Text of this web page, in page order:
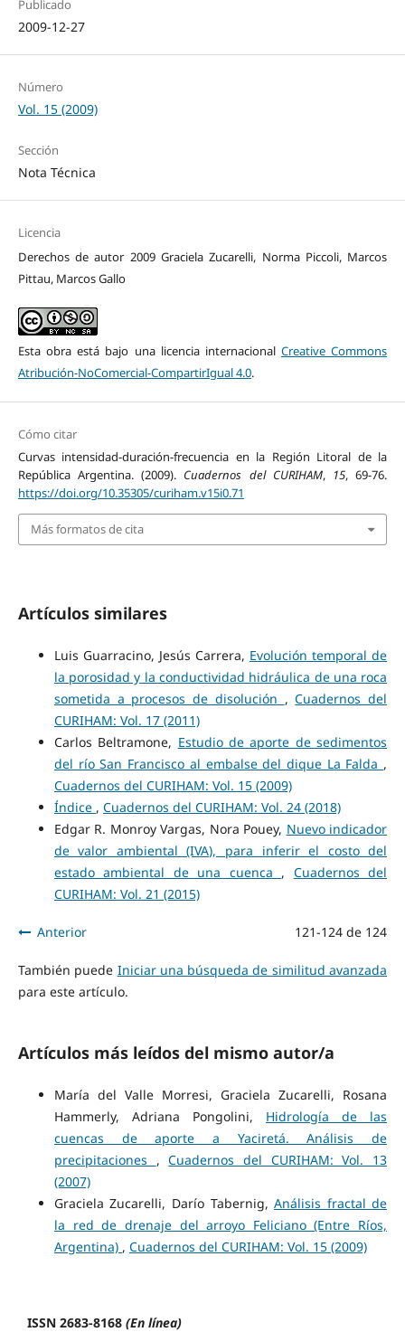
Publicado
2009-12-27
Número
Vol. 15 (2009)
Sección
Nota Técnica
Licencia
Derechos de autor 2009 Graciela Zucarelli, Norma Piccoli, Marcos
Pittau, Marcos Gallo
Esta obra está bajo una licencia internacional Creative Commons
Atribución-NoComercial-CompartirIgual 4.0.
Cómo citar
Curvas intensidad-duración-frecuencia en la Región Litoral de la
República Argentina. (2009). Cuadernos del CURIHAM, 15, 69-76.
https://doi.org/10.35305/curiham.v15i0.71
Más formatos de cita
Artículos similares
Luis Guarracino, Jesús Carrera, Evolución temporal de
la porosidad y la conductividad hidráulica de una roca
sometida a procesos de disolución ,Cuadernos del
CURIHAM: Vol. 17 (2011)
Carlos Beltramone, Estudio de aporte de sedimentos
del río San Francisco al embalse del dique La Falda ,
Cuadernos del CURIHAM: Vol. 15 (2009)
Índice , Cuadernos del CURIHAM: Vol. 24 (2018)
Edgar R. Monroy Vargas, Nora Pouey, Nuevo indicador
de valor ambiental (IVA), para inferir el costo del
estado ambiental de una cuenca , Cuadernos del
CURIHAM: Vol. 21 (2015)
Anterior 121-124 de 124
También puede Iniciar una búsqueda de similitud avanzada
para este artículo.
Artículos más leídos del mismo autor/a
María del Valle Morresi, Graciela Zucarelli, Rosana
Hammerly, Adriana Pongolini, Hidrología de las
cuencas de aporte a Yaciretá. Análisis de
precipitaciones ,Cuadernos del CURIHAM: Vol. 13
(2007)
Graciela Zucarelli, Darío Tabernig,Análisis fractal de
la red de drenaje del arroyo Feliciano (Entre Ríos,
Argentina) , Cuadernos del CURIHAM: Vol. 15 (2009)
ISSN 2683-8168 (En línea)